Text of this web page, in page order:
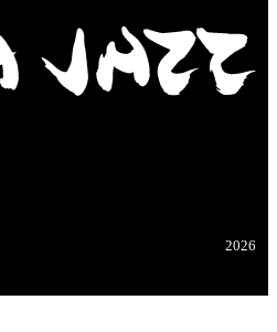
2026